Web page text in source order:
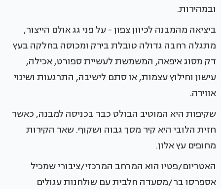
ובמהירות.
ביציאה מהמבנה לכיוון צפון - על פני גג אולם הייצור,
מתגלה רחבה גדולה טובלת בירק ומכוסה בחלקה בעץ
דק מסוג איפאה, המשמשת לעשיית ספורט, אכילה,
עישון וחילוץ עצמות, או סתם לישיבה, התרגעות ושינוי
אווירה.
שקיפות היא המוטיב הבולט כבר בכניסה למבנה, כאשר
חזית הלובי היא קיר מסך גבוה ושקוף. שאר הקירות
מחופים עץ אלון.
האטריום/פטיו הוא המרחב המרכזי/ציבורי שמכיל
אספרסו בר/מסעדה חלבית עם שולחנות עגולים